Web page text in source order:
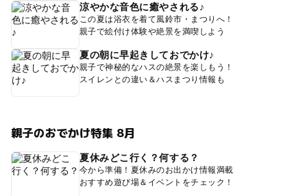
涼やかな音色に癒やされる♪
この夏は浴衣を着て風鈴市・まつりへ！
親子で絵付け体験や絶景を満喫しよう
夏の朝に早起きしておでかけ♪
親子で神秘的なハスの絶景を楽しもう！
スイレンとの違い＆ハスまつり情報も
親子のおでかけ特集 8月
夏休みどこ行く？何する？
今から準備！夏休みのお出かけ情報満載
おすすめ遊び場＆イベントをチェック！